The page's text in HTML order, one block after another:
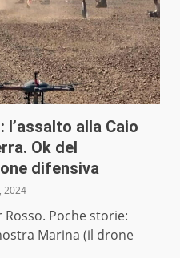
l’assalto alla Caio
Ok del
difensiva
2024
Poche storie:
Marina (il drone